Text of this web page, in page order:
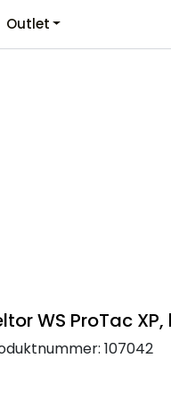
Outlet
WS ProTac
107042